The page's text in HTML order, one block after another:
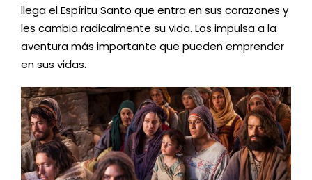
llega el Espíritu Santo que entra en sus corazones y
les cambia radicalmente su vida. Los impulsa a la
aventura más importante que pueden emprender
en sus vidas.